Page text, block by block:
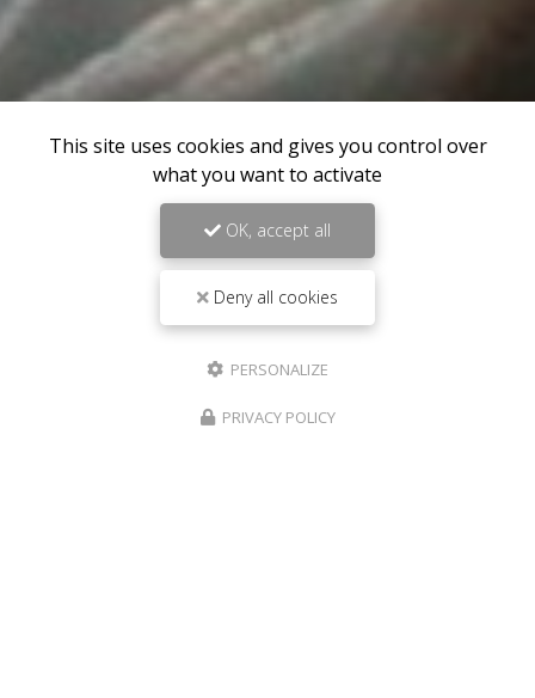
This site uses cookies and gives you control over
what you want to activate
OK, accept all
Deny all cookies
PERSONALIZE
PRIVACY POLICY